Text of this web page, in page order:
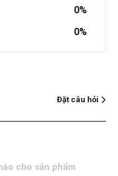
0%
0%
Đặt câu hỏi
cho sản phẩm